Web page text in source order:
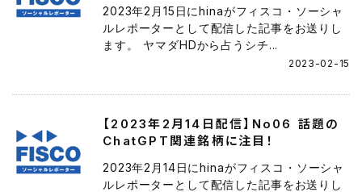
2023年2月15日にhinaがフィスコ・ソーシャ
ルレポーターとして配信した記事をお送りし
ます。 ヤマダHDから占うシチ...
2023-02-15
【2023年2月14日配信】No06 話題の
ChatGPT関連銘柄に注目！
2023年2月14日にhinaがフィスコ・ソーシャ
ルレポーターとして配信した記事をお送りし